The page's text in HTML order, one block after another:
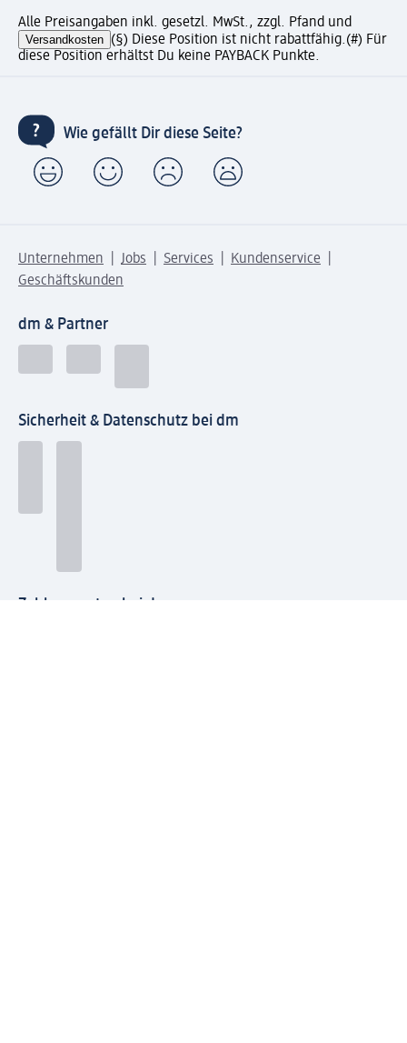
Alle Preisangaben inkl. gesetzl. MwSt., zzgl. Pfand und
Versandkosten (§) Diese Position ist nicht rabattfähig.(#) Für
diese Position erhältst Du keine PAYBACK Punkte.
Wie gefällt Dir diese Seite?
Unternehmen Jobs Services
Kundenservice
Geschäftskunden
dm & Partner
Sicherheit & Datenschutz bei dm
Zahlungsarten bei dm